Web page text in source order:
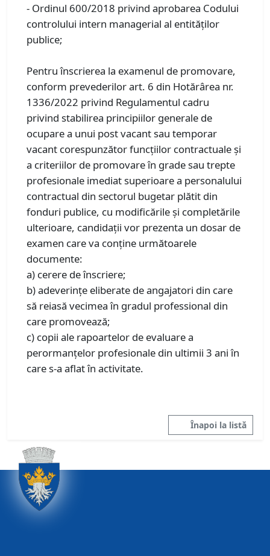
- Ordinul 600/2018 privind aprobarea Codului
controlului intern managerial al entităţilor
publice;
Pentru înscrierea la examenul de promovare,
conform prevederilor art. 6 din Hotărârea nr.
1336/2022 privind Regulamentul cadru
privind stabilirea principiilor generale de
ocupare a unui post vacant sau temporar
vacant corespunzător funcțiilor contractuale și
a criteriilor de promovare în grade sau trepte
profesionale imediat superioare a personalului
contractual din sectorul bugetar plătit din
fonduri publice, cu modificările și completările
ulterioare, candidaţii vor prezenta un dosar de
examen care va conţine următoarele
documente:
a) cerere de înscriere;
b) adeverințe eliberate de angajatori din care
să reiasă vecimea în gradul professional din
care promovează;
c) copii ale rapoartelor de evaluare a
perormanțelor profesionale din ultimii 3 ani în
care s-a aflat în activitate.
Înapoi la listă